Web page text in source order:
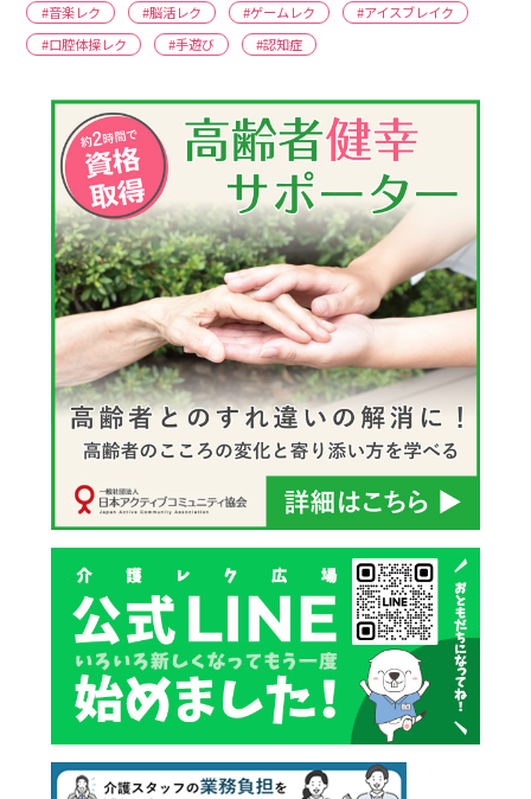
#音楽レク
#脳活レク #ゲームレク
#アイスブレイク
#口腔体操レク
#手遊び #認知症